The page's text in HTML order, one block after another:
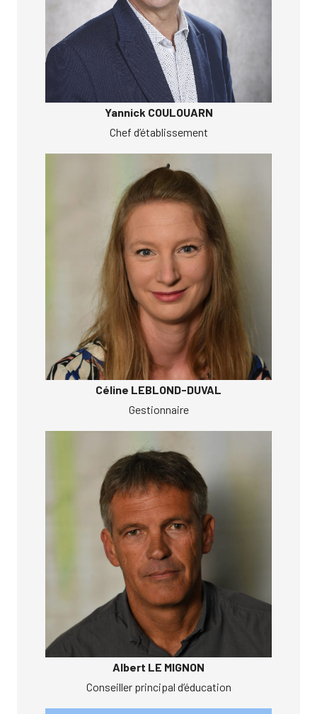
Yannick COULOUARN
Chef d’établissement
Céline LEBLOND-DUVAL
Gestionnaire
Albert LE MIGNON
Conseiller principal d’éducation